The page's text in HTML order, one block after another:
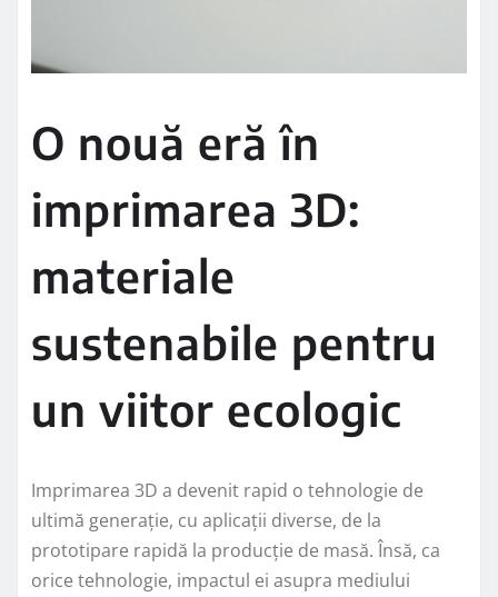
O nouă eră în
imprimarea 3D:
materiale
sustenabile pentru
un viitor ecologic
Imprimarea 3D a devenit rapid o tehnologie de
ultimă generație, cu aplicații diverse, de la
prototipare rapidă la producție de masă. Însă, ca
orice tehnologie, impactul ei asupra mediului